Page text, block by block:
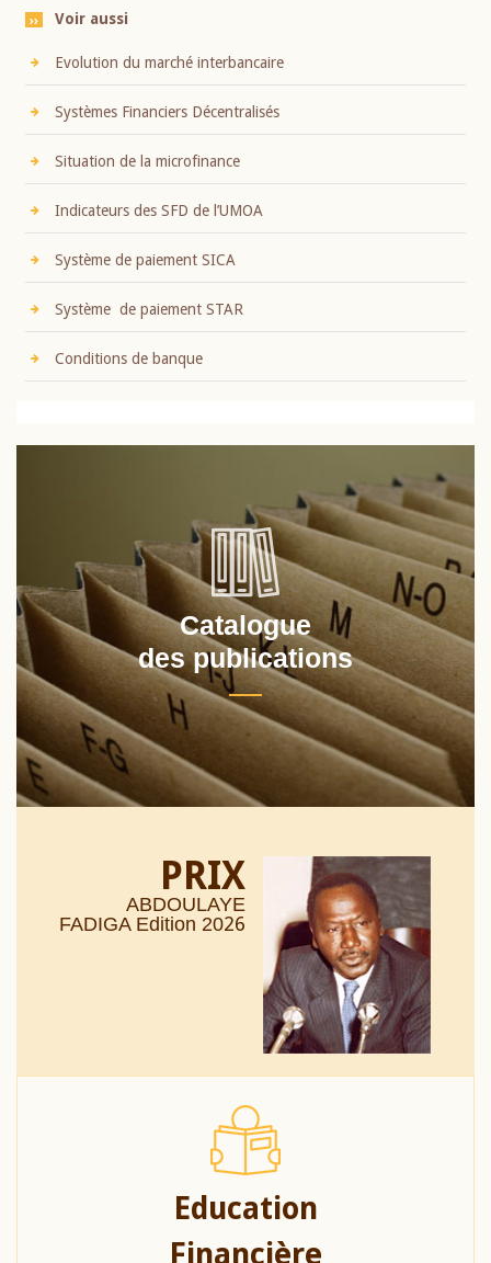
Voir aussi
Evolution du marché interbancaire
Systèmes Financiers Décentralisés
Situation de la microfinance
Indicateurs des SFD de l’UMOA
Système de paiement SICA
Système de paiement STAR
Conditions de banque
Catalogue
des publications
PRIX
ABDOULAYE
FADIGA Edition 2026
Education
Financière